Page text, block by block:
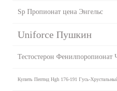
Sp Пропионат цена Энгельс
Uniforce Пушкин
Тестостерон Фенилпоропионат
Купить Пептид Hgh 176-191 Гусь-